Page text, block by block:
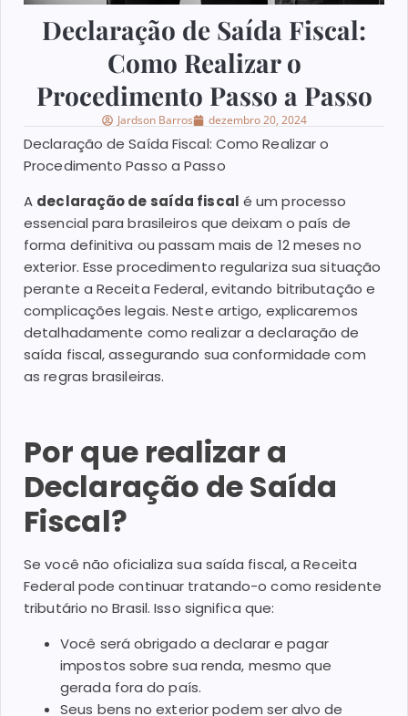
Declaração de Saída Fiscal:
Como Realizar o
Procedimento Passo a Passo
Jardson Barros dezembro 20, 2024
Declaração de Saída Fiscal: Como Realizar o
Procedimento Passo a Passo
A declaração de saída fiscal é um processo
essencial para brasileiros que deixam o país de
forma definitiva ou passam mais de 12 meses no
exterior. Esse procedimento regulariza sua situação
perante a Receita Federal, evitando bitributação e
complicações legais. Neste artigo, explicaremos
detalhadamente como realizar a declaração de
saída fiscal, assegurando sua conformidade com
as regras brasileiras.
Por que realizar a
Declaração de Saída
Fiscal?
Se você não oficializa sua saída fiscal, a Receita
Federal pode continuar tratando-o como residente
tributário no Brasil. Isso significa que:
Você será obrigado a declarar e pagar
impostos sobre sua renda, mesmo que
gerada fora do país.
Seus bens no exterior podem ser alvo de